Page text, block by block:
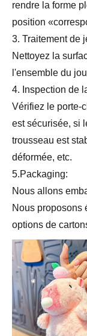
rendre la forme
position
3. Traitement de
Nettoyez la
l'ensemble du
4. Inspection de
Vérifiez le porte-
est sécurisée, si
trousseau est
déformée, etc.
5.Packaging:
Nous allons
Nous proposons
options de